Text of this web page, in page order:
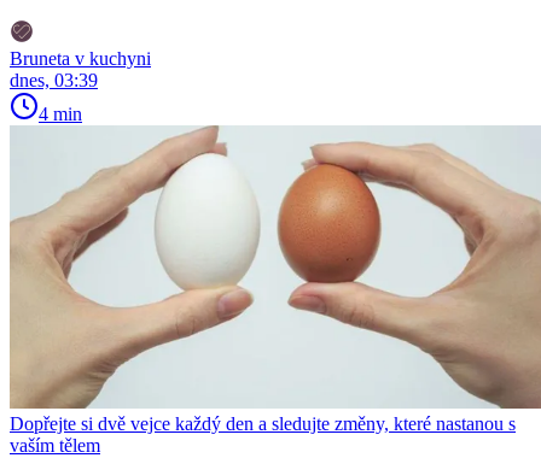
Bruneta v kuchyni
dnes, 03:39
4 min
Dopřejte si dvě vejce každý den a sledujte změny, které nastanou s
vaším tělem